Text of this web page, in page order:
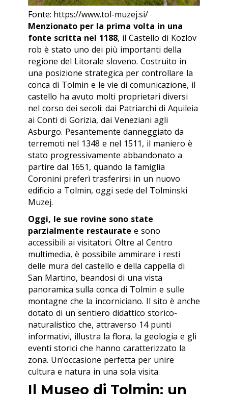
Fonte: https://www.tol-muzej.si/
Menzionato per la prima volta in una
fonte scritta nel 1188, il Castello di Kozlov
rob è stato uno dei più importanti della
regione del Litorale sloveno. Costruito in
una posizione strategica per controllare la
conca di Tolmin e le vie di comunicazione, il
castello ha avuto molti proprietari diversi
nel corso dei secoli: dai Patriarchi di Aquileia
ai Conti di Gorizia, dai Veneziani agli
Asburgo. Pesantemente danneggiato da
terremoti nel 1348 e nel 1511, il maniero è
stato progressivamente abbandonato a
partire dal 1651, quando la famiglia
Coronini preferì trasferirsi in un nuovo
edificio a Tolmin, oggi sede del Tolminski
Muzej.
Oggi, le sue rovine sono state
parzialmente restaurate e sono
accessibili ai visitatori. Oltre al Centro
multimedia, è possibile ammirare i resti
delle mura del castello e della cappella di
San Martino, beandosi di una vista
panoramica sulla conca di Tolmin e sulle
montagne che la incorniciano. Il sito è anche
dotato di un sentiero didattico storico-
naturalistico che, attraverso 14 punti
informativi, illustra la flora, la geologia e gli
eventi storici che hanno caratterizzato la
zona. Un’occasione perfetta per unire
cultura e natura in una sola visita.
Il Museo di Tolmin: un